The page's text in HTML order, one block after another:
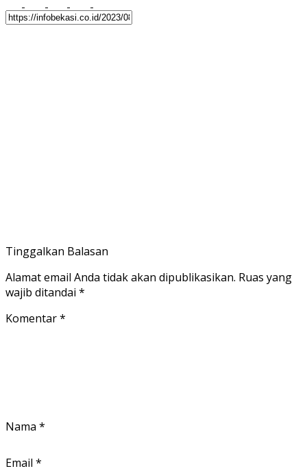
Tinggalkan Balasan
Alamat email Anda tidak akan dipublikasikan. Ruas yang
wajib ditandai *
Komentar*
Nama *
Email *